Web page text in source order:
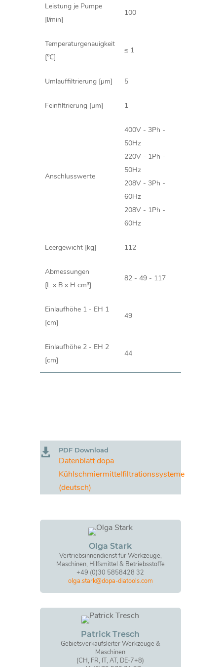
Leistung je Pumpe
[l/min]
100
Temperaturgenauigkeit
[℃]
≤ 1
Umlauffiltrierung [µm] 5
Feinfiltrierung [µm] 1
Anschlusswerte
400V - 3Ph -
50Hz
220V - 1Ph -
50Hz
208V - 3Ph -
60Hz
208V - 1Ph -
60Hz
Leergewicht [kg] 112
Abmessungen
[L x B x H cm³]
82 - 49 - 117
Einlaufhöhe 1 - EH 1
[cm]
49
Einlaufhöhe 2 - EH 2
[cm]
44
 PDF Download
Datenblatt dopa
Kühlschmiermittelfiltrationssysteme
(deutsch)
Olga Stark
Vertriebsinnendienst für Werkzeuge,
Maschinen, Hilfsmittel & Betriebsstoffe
+49 (0)30 5858428 32
olga.stark@dopa-diatools.com
Patrick Tresch
Gebietsverkaufsleiter Werkzeuge &
Maschinen
(CH, FR, IT, AT, DE-7+8)